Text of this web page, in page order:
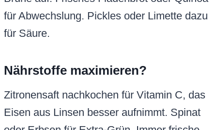
für Abwechslung. Pickles oder Limette dazu
für Säure.
Nährstoffe maximieren?
Zitronensaft nachkochen für Vitamin C, das
Eisen aus Linsen besser aufnimmt. Spinat